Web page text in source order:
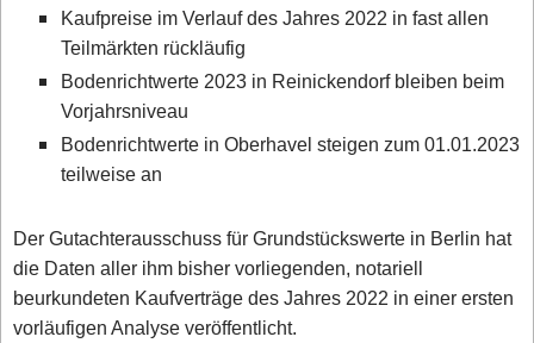
Kaufpreise im Verlauf des Jahres 2022 in fast allen
Teilmärkten rückläufig
Bodenrichtwerte 2023 in Reinickendorf bleiben beim
Vorjahrsniveau
Bodenrichtwerte in Oberhavel steigen zum 01.01.2023
teilweise an
Der Gutachterausschuss für Grundstückswerte in Berlin hat
die Daten aller ihm bisher vorliegenden, notariell
beurkundeten Kaufverträge des Jahres 2022 in einer ersten
vorläufigen Analyse veröffentlicht.